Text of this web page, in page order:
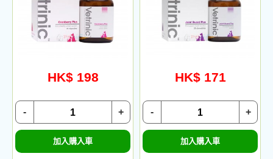
HK$ 198
+
-
加入購入車
HK$ 171
+
-
加入購入車